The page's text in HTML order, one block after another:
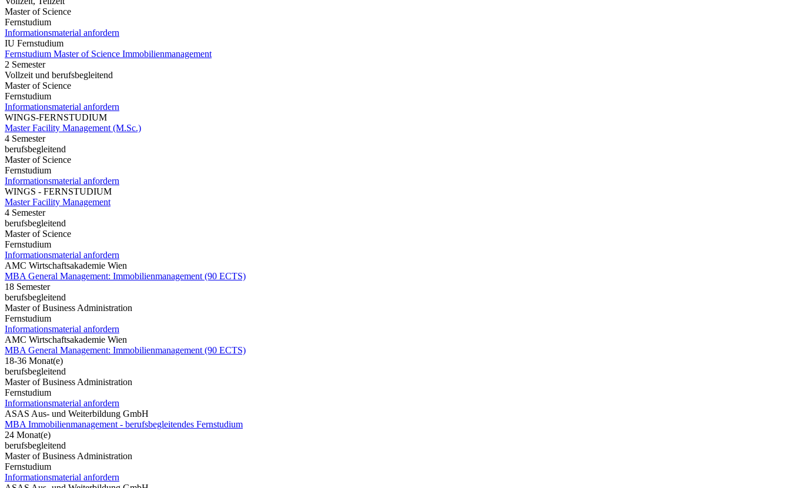
Master of Science
Fernstudium
Informationsmaterial anfordern
IU Fernstudium
Fernstudium Master of Science Immobilienmanagement
2 Semester
Vollzeit und berufsbegleitend
Master of Science
Fernstudium
Informationsmaterial anfordern
WINGS-FERNSTUDIUM
Master Facility Management (M.Sc.)
4 Semester
berufsbegleitend
Master of Science
Fernstudium
Informationsmaterial anfordern
WINGS - FERNSTUDIUM
Master Facility Management
4 Semester
berufsbegleitend
Master of Science
Fernstudium
Informationsmaterial anfordern
AMC Wirtschaftsakademie Wien
MBA General Management: Immobilienmanagement (90 ECTS)
18 Semester
berufsbegleitend
Master of Business Administration
Fernstudium
Informationsmaterial anfordern
AMC Wirtschaftsakademie Wien
MBA General Management: Immobilienmanagement (90 ECTS)
18-36 Monat(e)
berufsbegleitend
Master of Business Administration
Fernstudium
Informationsmaterial anfordern
ASAS Aus- und Weiterbildung GmbH
MBA Immobilienmanagement - berufsbegleitendes Fernstudium
24 Monat(e)
berufsbegleitend
Master of Business Administration
Fernstudium
Informationsmaterial anfordern